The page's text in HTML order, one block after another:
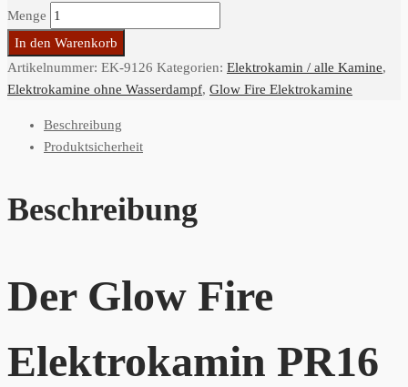
Menge
In den Warenkorb
Artikelnummer: EK-9126 Kategorien: Elektrokamin / alle Kamine,
Elektrokamine ohne Wasserdampf, Glow Fire Elektrokamine
Beschreibung
Produktsicherheit
Beschreibung
Der Glow Fire
Elektrokamin PR16